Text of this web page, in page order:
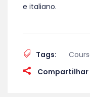
e italiano.
Tags:
Compartilhar